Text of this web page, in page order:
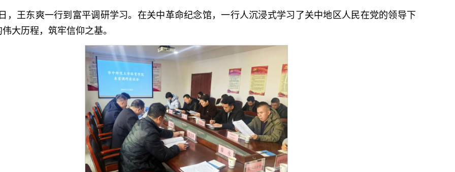
，王东爽一行到富平调研学习。在关中革命纪念馆，一行人沉浸式学习了关中地区人民在党的领导下
大历程，筑牢信仰之基。